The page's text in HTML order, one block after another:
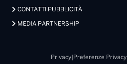
CONTATTI PUBBLICITÀ
MEDIA PARTNERSHIP
Privacy| Preferenze Privacy|